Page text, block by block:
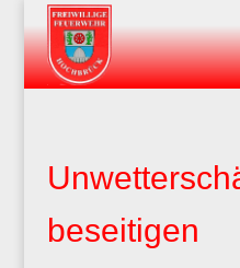
beseitigen